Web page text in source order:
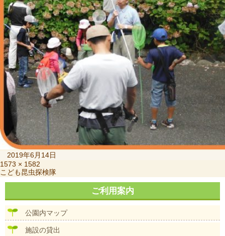
稿
日:
2019年6月14日
フ
ル
サ
ズ
1573 × 1582
投
稿
ビ
こども昆虫探検隊
ご利用案内
公園内マップ
施設の貸出